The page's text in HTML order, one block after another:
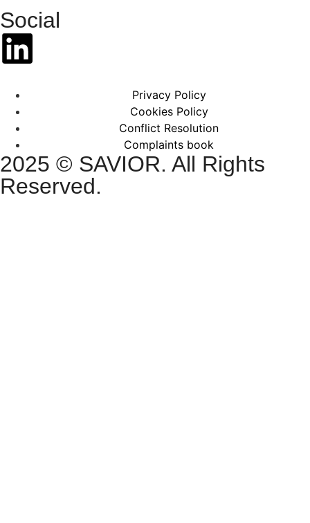
Social
Privacy Policy
Cookies Policy
Conflict Resolution
Complaints book
2025 © SAVIOR. All Rights
Reserved.